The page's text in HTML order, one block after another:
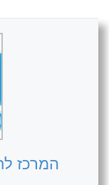
המרכז